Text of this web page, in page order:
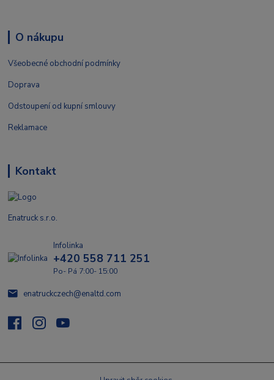
O nákupu
Všeobecné obchodní podmínky
Doprava
Odstoupení od kupní smlouvy
Reklamace
Kontakt
Enatruck s.r.o.
Infolinka
+420 558 711 251
Po- Pá 7:00- 15:00
enatruckczech@enaltd.com